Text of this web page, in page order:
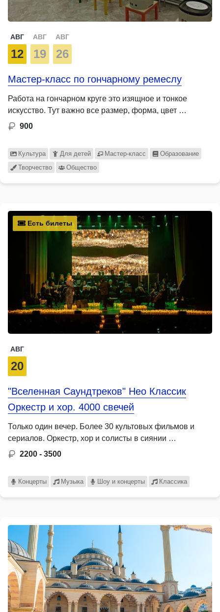
АВГ
12
АВГ
19
АВГ
26
Мастер-класс по гончарному ремеслу
Работа на гончарном круге это изящное и тонкое
искусство. Тут важно все размер, форма, цвет …
900
Культура Для детей Мастер-класс
Образование
Творчество
Общество
Есть билеты
АВГ
20
"Вселенная Саундтреков" Нео Классик
Оркестр и хор. 4000 свечей
Только один вечер. Более 30 культовых фильмов и
сериалов. Оркестр, хор и солисты в сиянии …
2200 - 3500
Концерты Музыка Шоу и концерты Классика